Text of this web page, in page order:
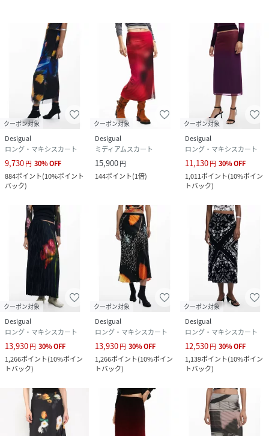
クーポン対象
Desigual
ロング・マキシスカート
9,730円 30%OFF
884ポイント(10%ポイント
バック)
クーポン対象
Desigual
ミディアムスカート
15,900円
144ポイント(1倍)
クーポン対象
Desigual
ロング・マキシスカート
11,130円 30%OFF
1,011ポイント(10%ポイン
トバック)
クーポン対象
Desigual
ロング・マキシスカート
13,930円 30%OFF
1,266ポイント(10%ポイン
トバック)
クーポン対象
Desigual
ロング・マキシスカート
13,930円 30%OFF
1,266ポイント(10%ポイン
トバック)
クーポン対象
Desigual
ロング・マキシスカート
12,530円 30%OFF
1,139ポイント(10%ポイン
トバック)